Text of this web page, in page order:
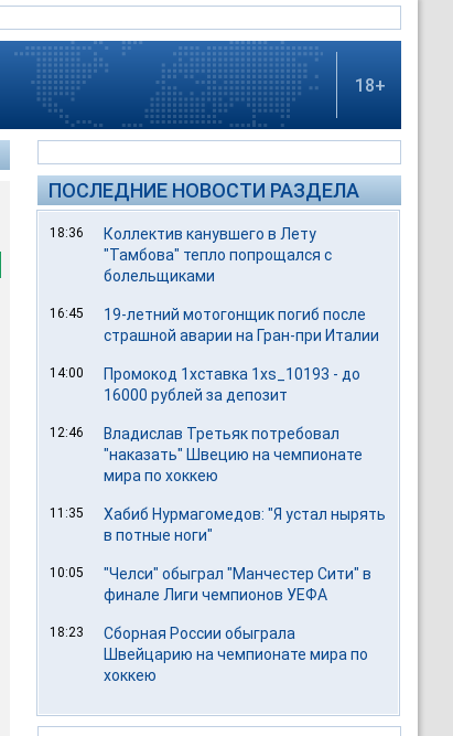
18+
ПОСЛЕДНИЕ НОВОСТИ РАЗДЕЛА
18:36
Коллектив канувшего в Лету
"Тамбова" тепло попрощался с
болельщиками
16:45
19-летний мотогонщик погиб после
страшной аварии на Гран-при Италии
14:00
Промокод 1хставка 1xs_10193 - до
16000 рублей за депозит
12:46
Владислав Третьяк потребовал
"наказать" Швецию на чемпионате
мира по хоккею
11:35
Хабиб Нурмагомедов: "Я устал нырять
в потные ноги"
10:05
"Челси" обыграл "Манчестер Сити" в
финале Лиги чемпионов УЕФА
18:23
Сборная России обыграла
Швейцарию на чемпионате мира по
хоккею